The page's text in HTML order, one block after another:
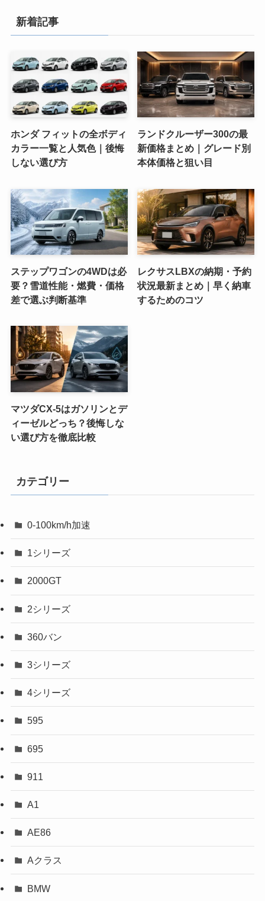
新着記事
ホンダ フィットの全ボディ
カラー一覧と人気色｜後悔
しない選び方
ランドクルーザー300の最
新価格まとめ｜グレード別
本体価格と狙い目
ステップワゴンの4WDは必
要？雪道性能・燃費・価格
差で選ぶ判断基準
レクサスLBXの納期・予約
状況最新まとめ｜早く納車
するためのコツ
マツダCX-5はガソリンとデ
ィーゼルどっち？後悔しな
い選び方を徹底比較
カテゴリー
0-100km/h加速
1シリーズ
2000GT
2シリーズ
360バン
3シリーズ
4シリーズ
595
695
911
A1
AE86
Aクラス
BMW